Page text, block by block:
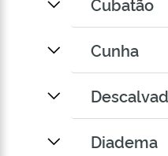
Cunha
Diadema